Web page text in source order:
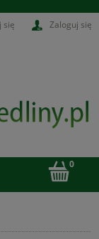
się Zaloguj się